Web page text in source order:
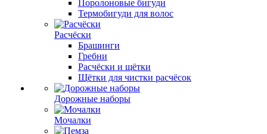
Поролоновые бигуди
Термобигуди для волос
Расчёски
Брашинги
Гребни
Расчёски и щётки
Щётки для чистки расчёсок
Дорожные наборы
Мочалки